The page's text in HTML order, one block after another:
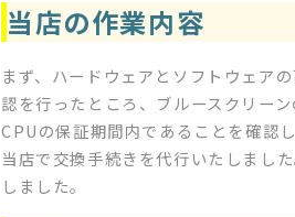
当店の作業内容
まず、ハードウェアとソフトウェア
認を行ったところ、ブルースクリー
CPUの保証期間内であることを確認
当店で交換手続きを代行いたしまし
しました。